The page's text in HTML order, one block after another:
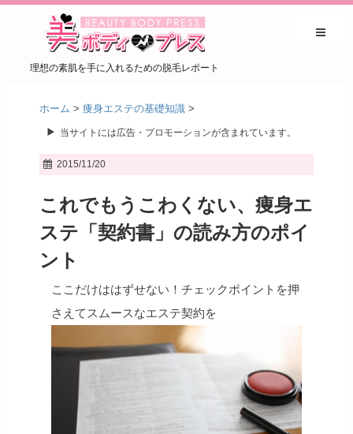
理想の素肌を手に入れるための脱毛レポート
ホーム > 痩身エステの基礎知識 >
当サイトには広告・プロモーションが含まれています。
2015/11/20
これでもうこわくない、痩身エ
ステ「契約書」の読み方のポイ
ント
ここだけははずせない！チェックポイントを押
さえてスムースなエステ契約を